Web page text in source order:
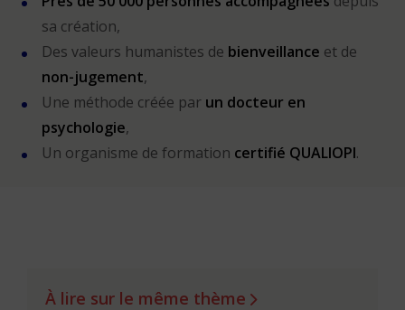
sa création,
Des valeurs humanistes de bienveillance et de
non-jugement,
Une méthode créée par un docteur en
psychologie,
Un organisme de formation certifié QUALIOPI.
À lire sur le même thème